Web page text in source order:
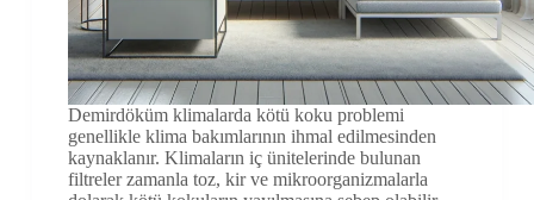
Demirdöküm klimalarda kötü koku problemi
genellikle klima bakımlarının ihmal edilmesinden
kaynaklanır. Klimaların iç ünitelerinde bulunan
filtreler zamanla toz, kir ve mikroorganizmalarla